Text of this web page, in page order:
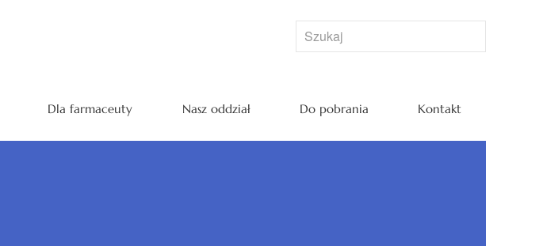
Dla farmaceuty Nasz oddział Do pobrania Kontakt